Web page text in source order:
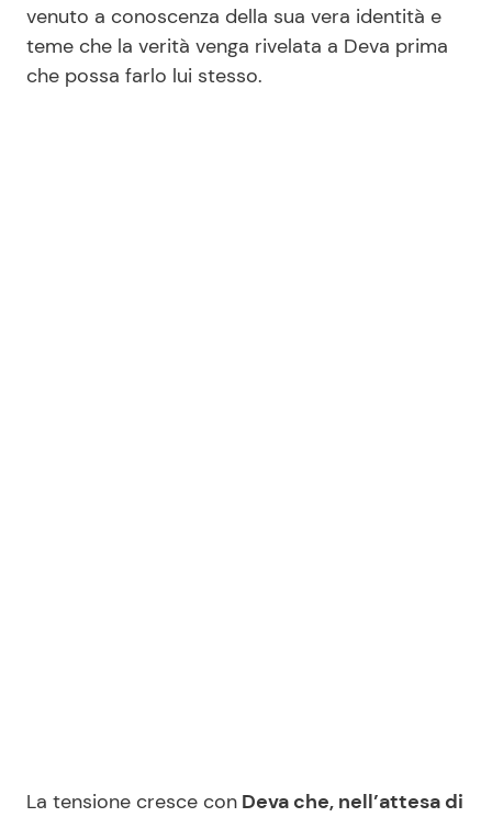
venuto a conoscenza della sua vera identità e
teme che la verità venga rivelata a Deva prima
che possa farlo lui stesso.
La tensione cresce con Deva che, nell’attesa di